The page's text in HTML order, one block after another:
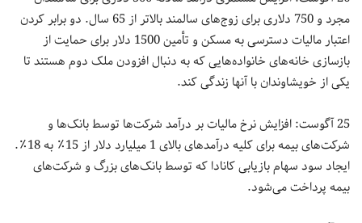
مجرد و 750 دلاری برای زوج‌های سالمند بالاتر از 65 سال. دو برابر کردن
اعتبار مالیات دسترسی به مسکن و تأمین 1500 دلار برای حمایت از
بازسازی خانه‌های خانواده‌هایی که به دنبال افزودن ملک دوم هستند تا
یکی از خویشاوندان با آنها زندگی کند.
25 آگوست: افزایش نرخ مالیات بر درآمد شرکت‌ها توسط بانک‌ها و
شرکت‌های بیمه برای کلیه درآمدهای بالای 1 میلیارد دلار از 15٪ به 18٪.
ایجاد سود سهام بازیابی کانادا که توسط بانک‌های بزرگ و شرکت‌های
بیمه پرداخت می‌شود.